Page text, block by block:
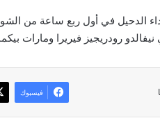
الدحيل في أول ربع ساعة من
نيفالدو رودريجيز فيريرا ومارات
فيسبوك